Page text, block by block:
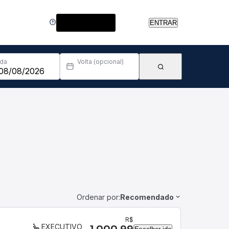
ENTRAR
Volta (opcional)
Ordenar por:Recomendado
EXECUTIVO
R$